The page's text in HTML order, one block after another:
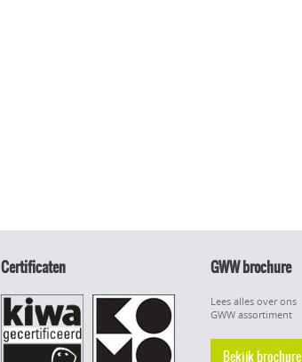
Certificaten GWW brochure
Lees alles over ons
GWW assortiment
Bekijk brochure